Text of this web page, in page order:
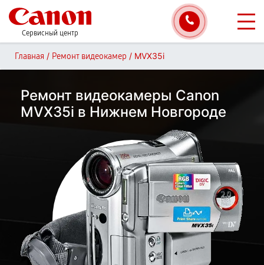
Сервисный центр
Главная / Ремонт видеокамер / MVX35i
Ремонт видеокамеры Canon
MVX35i в Нижнем Новгороде